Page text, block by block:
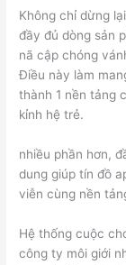
Không chỉ dừng
đầy đủ dòng sản
nã cập chóng
Điều này làm
thành 1 nền tảng
kỉnh hệ trẻ.
nhiều phần hơn,
dung giúp tín đồ
viễn cùng nền
Hệ thống cuộc
công ty môi giới